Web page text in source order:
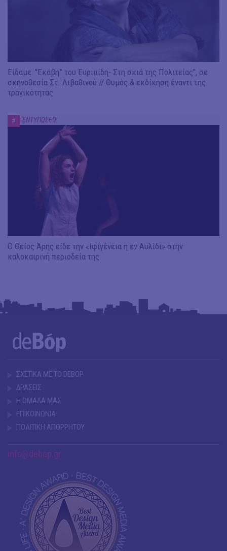
Είδαμε: "Εκάβη” του Ευριπίδη- Στη σκιά της Πολιτείας", σε
σκηνοθεσία Στ. Λιβαθινού // Θυμός & εκδίκηση έναντι της
τραγικότητας
# ΕΝΤΥΠΩΣΕΙΣ
Ο Θείος Άρης είδε την «Ιφιγένεια η εν Αυλίδι» στην
καλοκαιρινή περιοδεία της
ΣΧΕΤΙΚΑ ΜΕ ΤΟ DEBOP
ΔΡΑΣΕΙΣ
Η ΟΜΑΔΑ ΜΑΣ
ΕΠΙΚΟΙΝΩΝΙΑ
ΠΟΛΙΤΙΚΗ ΑΠΟΡΡΗΤΟΥ
info@debop.gr